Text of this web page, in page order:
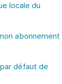
locale du
abonnement
défaut de